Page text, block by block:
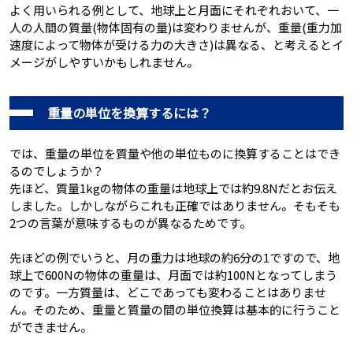
よく用いられる例として、地球上と月面にそれぞれおいて、一
人の人間の質量(物体固有の量)は変わりませんが、重量(重力加
速度によって物体が受ける力の大きさ)は異なる、と考えるとイ
メージがしやすいかもしれません。
重量の単位を換算するには？
では、重量の単位を質量や他の単位ものに換算することはでき
るのでしょうか？
先ほど、質量1kgの物体の重量は地球上では約9.8Nだとお伝え
しました。しかしながらこれも正確ではありません。そもそも
2つの言葉が意味するものが異なるためです。
先ほどの例でいうと、月の重力は地球の約6分の1ですので、地
球上で600Nの物体の重量は、月面では約100Nとなってしまう
のです。一方質量は、どこであっても変わることはありませ
ん。そのため、重量と質量の間の単位換算は基本的に行うこと
ができません。